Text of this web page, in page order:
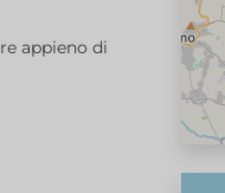
appieno di